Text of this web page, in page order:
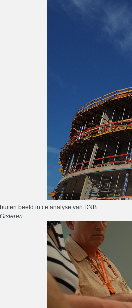
buiten beeld in de analyse van DNB
Gisteren